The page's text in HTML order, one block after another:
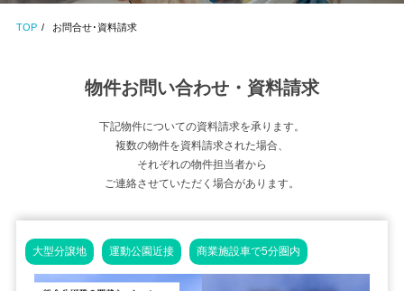
TOP お問合せ･資料請求
物件お問い合わせ・資料請求
下記物件についての資料請求を承ります。
複数の物件を資料請求された場合、
それぞれの物件担当者から
ご連絡させていただく場合があります。
大型分譲地 運動公園近接 商業施設車で5分圏内